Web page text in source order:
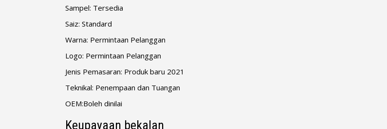
Sampel: Tersedia
Saiz: Standard
Warna: Permintaan Pelanggan
Logo: Permintaan Pelanggan
Jenis Pemasaran: Produk baru 2021
Teknikal: Penempaan dan Tuangan
OEM:Boleh dinilai
Keupayaan bekalan